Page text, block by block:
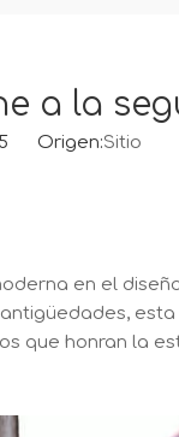
a la
Origen:Sitio
en el
que honran la